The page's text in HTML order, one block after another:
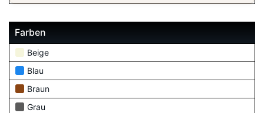
Farben
Beige
Blau
Braun
Grau